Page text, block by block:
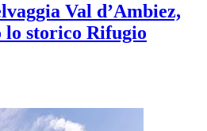
Val d’Ambiez,
storico Rifugio